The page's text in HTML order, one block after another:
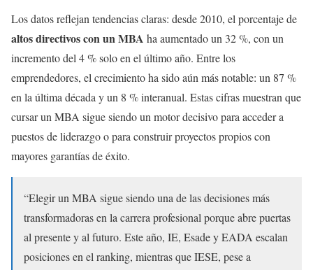
Los datos reflejan tendencias claras: desde 2010, el porcentaje de
altos directivos con un MBA ha aumentado un 32 %, con un
incremento del 4 % solo en el último año. Entre los
emprendedores, el crecimiento ha sido aún más notable: un 87 %
en la última década y un 8 % interanual. Estas cifras muestran que
cursar un MBA sigue siendo un motor decisivo para acceder a
puestos de liderazgo o para construir proyectos propios con
mayores garantías de éxito.
“Elegir un MBA sigue siendo una de las decisiones más
transformadoras en la carrera profesional porque abre puertas
al presente y al futuro. Este año, IE, Esade y EADA escalan
posiciones en el ranking, mientras que IESE, pese a